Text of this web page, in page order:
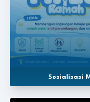
Sosialisasi